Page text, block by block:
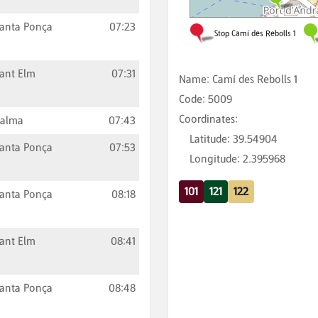
Ponça 07:23
Elm 07:31
07:43
Ponça
07:53
Ponça 08:18
Elm 08:41
Ponça 08:48
Name: Camí des Rebolls 1
Code: 5009
Coordinates:
Latitude: 39.54904
Longitude: 2.395968
101 121 122